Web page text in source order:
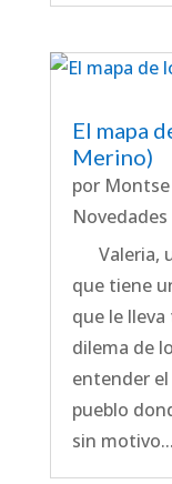
El mapa
Merino)
por
Novedades
Valeria,
que tiene
que le
dilema de
entender
pueblo
sin motivo...